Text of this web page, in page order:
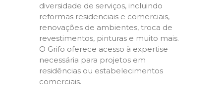
diversidade de serviços, incluindo
reformas residenciais e comerciais,
renovações de ambientes, troca de
revestimentos, pinturas e muito mais.
O Grifo oferece acesso à expertise
necessária para projetos em
residências ou estabelecimentos
comerciais.